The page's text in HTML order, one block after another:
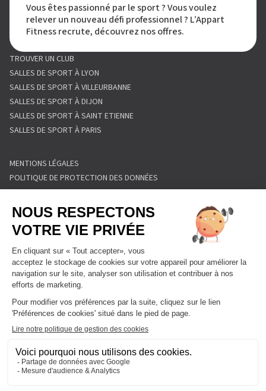
Vous êtes passionné par le sport ? Vous voulez
relever un nouveau défi professionnel ? L’Appart
Fitness recrute, découvrez nos offres.
TROUVER UN CLUB
SALLES DE SPORT À LYON
SALLES DE SPORT À VILLEURBANNE
SALLES DE SPORT À DIJON
SALLES DE SPORT À SAINT ETIENNE
SALLES DE SPORT À PARIS
MENTIONS LÉGALES
POLITIQUE DE PROTECTION DES DONNÉES
POLITIQUE COOKIES
CONDITIONS GÉNÉRALES DE VENTE
RÈGLEMENT INTÉRIEUR
FORMULAIRE DE RETRACTATION
FORMULAIRE DE RÉSILIATION
FORMULE ABONNEMENT
BLOG
DEVENIR FRANCHISÉ
NOUS CONTACTER
PLAN DU SITE